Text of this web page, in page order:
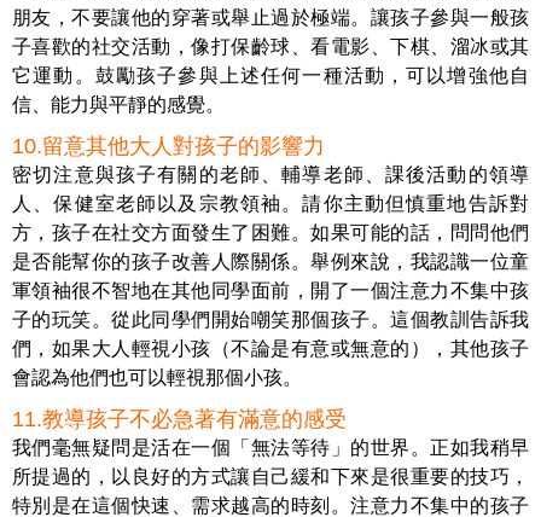
朋友，不要讓他的穿著或舉止過於極端。讓孩子參與一般孩
子喜歡的社交活動，像打保齡球、看電影、下棋、溜冰或其
它運動。鼓勵孩子參與上述任何一種活動，可以增強他自
信、能力與平靜的感覺。
10.留意其他大人對孩子的影響力
密切注意與孩子有關的老師、輔導老師、課後活動的領導
人、保健室老師以及宗教領袖。請你主動但慎重地告訴對
方，孩子在社交方面發生了困難。如果可能的話，問問他們
是否能幫你的孩子改善人際關係。舉例來說，我認識一位童
軍領袖很不智地在其他同學面前，開了一個注意力不集中孩
子的玩笑。從此同學們開始嘲笑那個孩子。這個教訓告訴我
們，如果大人輕視小孩（不論是有意或無意的），其他孩子
會認為他們也可以輕視那個小孩。
11.教導孩子不必急著有滿意的感受
我們毫無疑問是活在一個「無法等待」的世界。正如我稍早
所提過的，以良好的方式讓自己緩和下來是很重要的技巧，
特別是在這個快速、需求越高的時刻。注意力不集中的孩子